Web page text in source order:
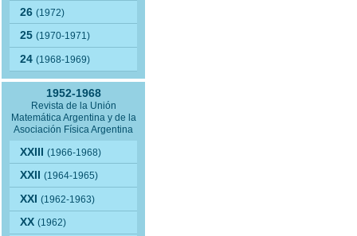
26(1972)
25(1970-1971)
24(1968-1969)
1952-1968
Revista de la Unión
Matemática Argentina y de la
Asociación Física Argentina
XXIII(1966-1968)
XXII(1964-1965)
XXI(1962-1963)
XX(1962)